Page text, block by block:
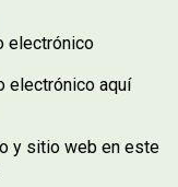
electrónico
electrónico aquí
y sitio web en este